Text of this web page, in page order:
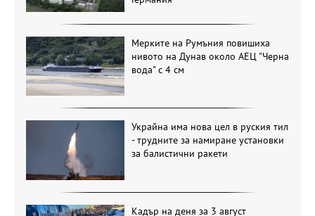
Мерките на Румъния повишиха
нивото на Дунав около АЕЦ "Черна
вода" с 4 см
Украйна има нова цел в руския тил
- трудните за намиране установки
за балистични ракети
Кадър на деня за 3 август